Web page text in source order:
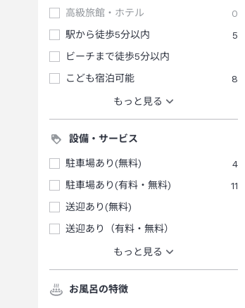
高級旅館・ホテル
0
駅から徒歩5分以内
5
ビーチまで徒歩5分以内
こども宿泊可能
8
もっと見る
設備・サービス
駐車場あり(無料)
4
駐車場あり(有料・無料)
11
送迎あり(無料)
送迎あり（有料・無料）
もっと見る
お風呂の特徴